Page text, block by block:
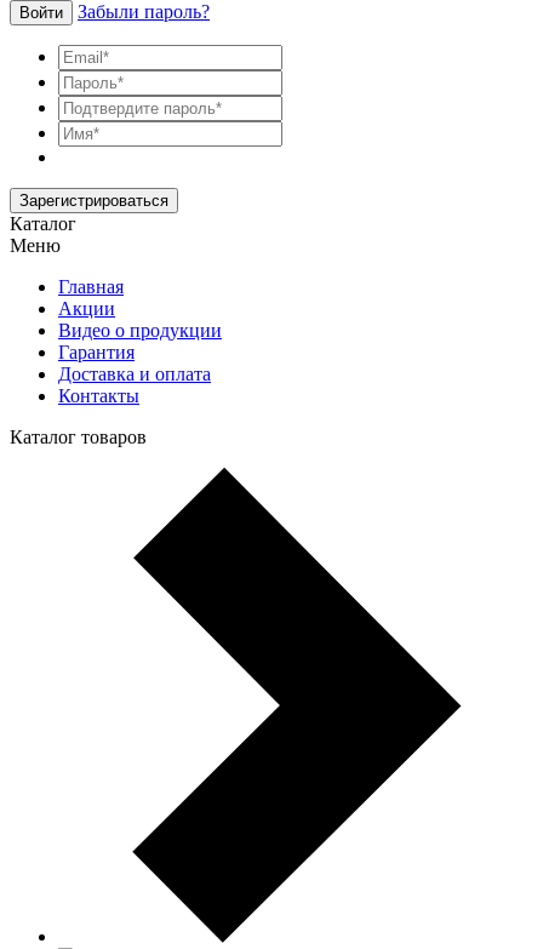
Войти Забыли пароль?
Зарегистрироваться
Каталог
Меню
Главная
Акции
Видео о продукции
Гарантия
Доставка и оплата
Контакты
Каталог товаров